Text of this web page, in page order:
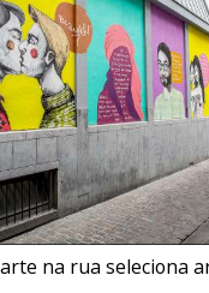
na rua seleciona